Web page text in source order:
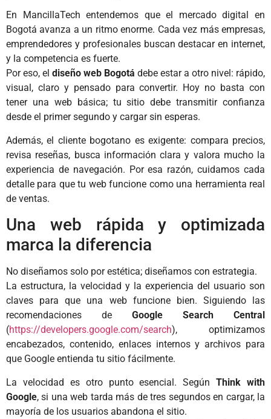
En MancillaTech entendemos que el mercado digital en
Bogotá avanza a un ritmo enorme. Cada vez más empresas,
emprendedores y profesionales buscan destacar en internet,
y la competencia es fuerte.
Por eso, el diseño web Bogotá debe estar a otro nivel: rápido,
visual, claro y pensado para convertir. Hoy no basta con
tener una web básica; tu sitio debe transmitir confianza
desde el primer segundo y cargar sin esperas.
Además, el cliente bogotano es exigente: compara precios,
revisa reseñas, busca información clara y valora mucho la
experiencia de navegación. Por esa razón, cuidamos cada
detalle para que tu web funcione como una herramienta real
de ventas.
Una web rápida y optimizada
marca la diferencia
No diseñamos solo por estética; diseñamos con estrategia.
La estructura, la velocidad y la experiencia del usuario son
claves para que una web funcione bien. Siguiendo las
recomendaciones de Google Search Central
(https://developers.google.com/search), optimizamos
encabezados, contenido, enlaces internos y archivos para
que Google entienda tu sitio fácilmente.
La velocidad es otro punto esencial. SegúnThink with
Google, si una web tarda más de tres segundos en cargar, la
mayoría de los usuarios abandona el sitio.